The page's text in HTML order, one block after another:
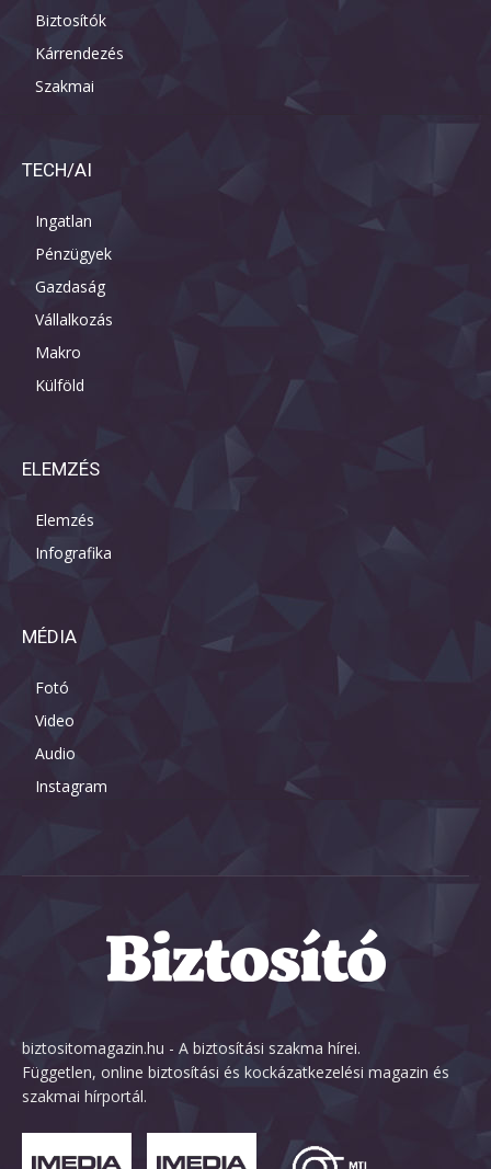
Biztosítók
Kárrendezés
Szakmai
TECH/AI
Ingatlan
Pénzügyek
Gazdaság
Vállalkozás
Makro
Külföld
ELEMZÉS
Elemzés
Infografika
MÉDIA
Fotó
Video
Audio
Instagram
biztositomagazin.hu - A biztosítási szakma hírei.
Független, online biztosítási és kockázatkezelési magazin és
szakmai hírportál.